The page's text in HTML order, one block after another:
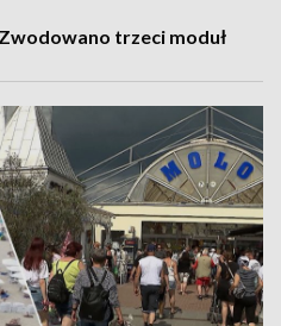
trzeci moduł